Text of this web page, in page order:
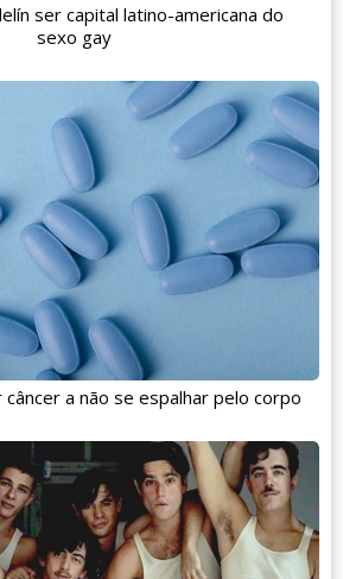
ser capital latino-americana do
sexo gay
a não se espalhar pelo corpo